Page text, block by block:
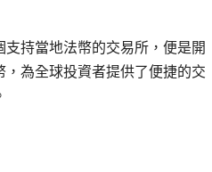
持當地法幣的交易所，便是開
為全球投資者提供了便捷的交